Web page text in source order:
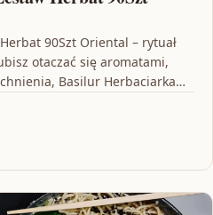
90Szt Oriental – rytuał
otaczać się aromatami,
Basilur Herbaciarka…